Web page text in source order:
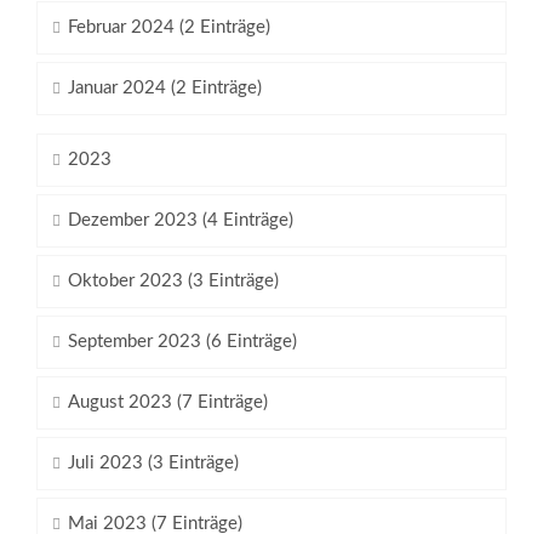
Februar 2024 (2 Einträge)
Januar 2024 (2 Einträge)
2023
Dezember 2023 (4 Einträge)
Oktober 2023 (3 Einträge)
September 2023 (6 Einträge)
August 2023 (7 Einträge)
Juli 2023 (3 Einträge)
Mai 2023 (7 Einträge)